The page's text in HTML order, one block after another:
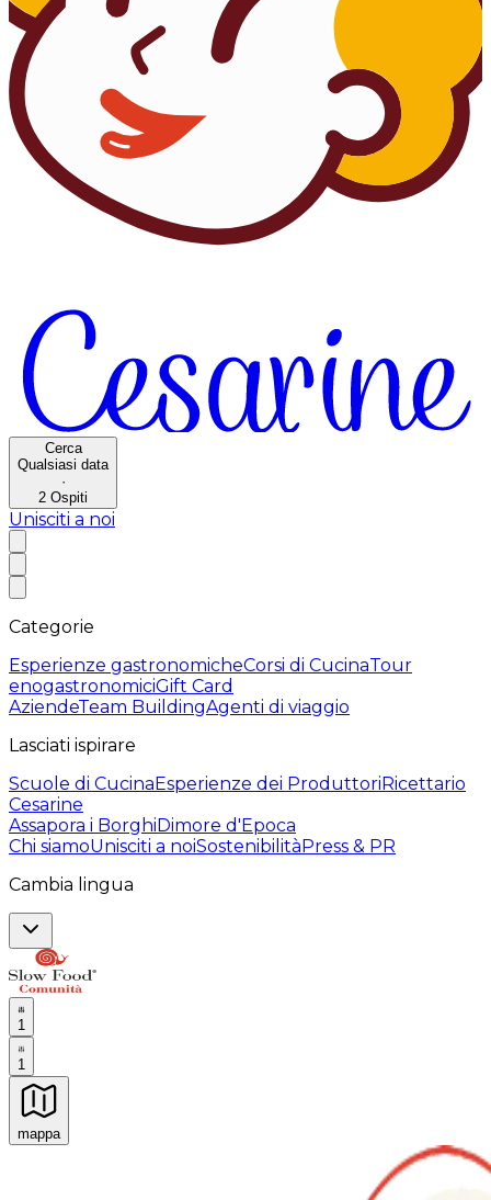
Cerca
Qualsiasi data
·
2 Ospiti
Unisciti a noi
Categorie
Esperienze gastronomicheCorsi di CucinaTour
enogastronomiciGift Card
AziendeTeam BuildingAgenti di viaggio
Lasciati ispirare
Scuole di CucinaEsperienze dei ProduttoriRicettario
Cesarine
Assapora i BorghiDimore d'Epoca
Chi siamoUnisciti a noiSostenibilitàPress & PR
Cambia lingua
1
1
mappa
Esperienze culinarie indimenticabili: Esperienze